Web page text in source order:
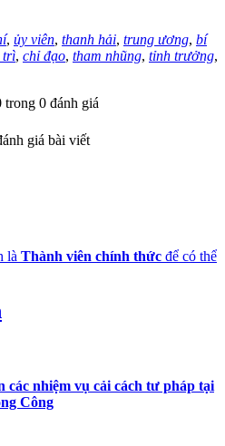
, ủy viên, thanh hải, trung ương, bí
trì, chỉ đạo, tham nhũng, tỉnh trưởng,
trong 0 đánh giá
giá bài viết
là Thành viên chính thức để có thể
các nhiệm vụ cải cách tư pháp tại
Công